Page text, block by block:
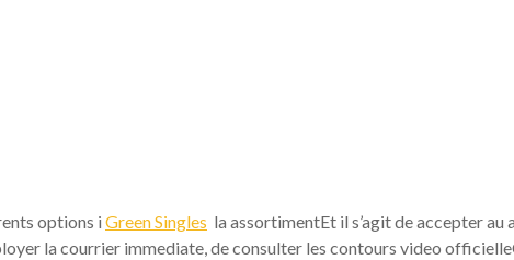
options i Green Singles la assortimentEt il s’agit de accepter
la courrier immediate, de consulter les contours video